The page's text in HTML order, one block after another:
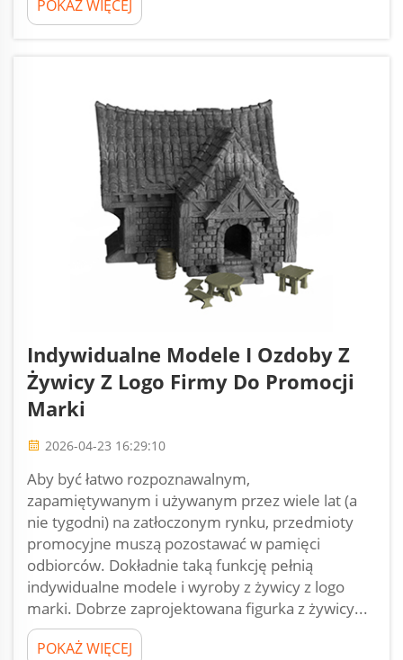
POKAŻ WIĘCEJ
Indywidualne Modele I Ozdoby Z
Żywicy Z Logo Firmy Do Promocji
Marki
2026-04-23 16:29:10
Aby być łatwo rozpoznawalnym,
zapamiętywanym i używanym przez wiele lat (a
nie tygodni) na zatłoczonym rynku, przedmioty
promocyjne muszą pozostawać w pamięci
odbiorców. Dokładnie taką funkcję pełnią
indywidualne modele i wyroby z żywicy z logo
marki. Dobrze zaprojektowana figurka z żywicy...
POKAŻ WIĘCEJ